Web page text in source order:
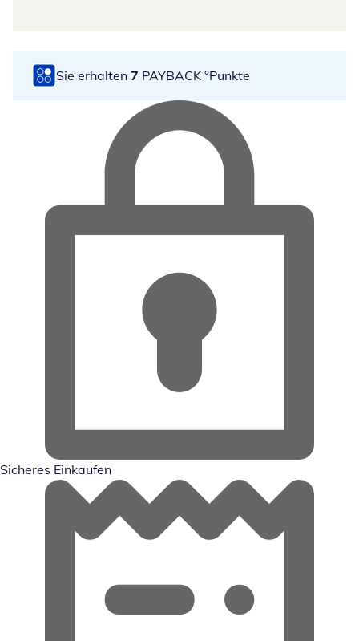
Sie erhalten 7 PAYBACK °Punkte
Sicheres Einkaufen